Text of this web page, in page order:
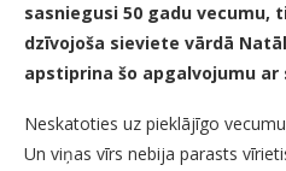
sasniegusi 50 gadu vecumu,
dzīvojoša sieviete vārdā
apstiprina šo apgalvojumu
Neskatoties uz pieklājīgo
Un viņas vīrs nebija parasts